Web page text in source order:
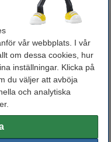
vår webbplats. I vår
om dessa cookies, hur
inställningar. Klicka på
du väljer att avböja
och analytiska
T09 cyan toner (original)